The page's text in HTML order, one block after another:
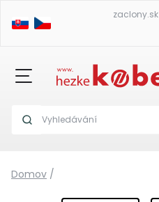
zaclony.sk
Domov /